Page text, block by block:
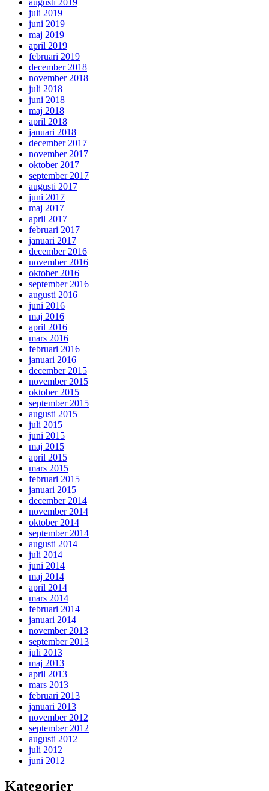
juli 2019
juni 2019
maj 2019
april 2019
februari 2019
december 2018
november 2018
juli 2018
juni 2018
maj 2018
april 2018
januari 2018
december 2017
november 2017
oktober 2017
september 2017
augusti 2017
juni 2017
maj 2017
april 2017
februari 2017
januari 2017
december 2016
november 2016
oktober 2016
september 2016
augusti 2016
juni 2016
maj 2016
april 2016
mars 2016
februari 2016
januari 2016
december 2015
november 2015
oktober 2015
september 2015
augusti 2015
juli 2015
juni 2015
maj 2015
april 2015
mars 2015
februari 2015
januari 2015
december 2014
november 2014
oktober 2014
september 2014
augusti 2014
juli 2014
juni 2014
maj 2014
april 2014
mars 2014
februari 2014
januari 2014
november 2013
september 2013
juli 2013
maj 2013
april 2013
mars 2013
februari 2013
januari 2013
november 2012
september 2012
augusti 2012
juli 2012
juni 2012
Kategorier